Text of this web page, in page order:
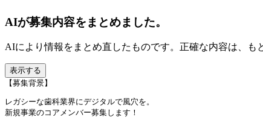
AIが募集内容をまとめました。
AIにより情報をまとめ直したものです。正確な内容は、も
表示する
【募集背景】
レガシーな歯科業界にデジタルで風穴を。
新規事業のコアメンバー募集します！